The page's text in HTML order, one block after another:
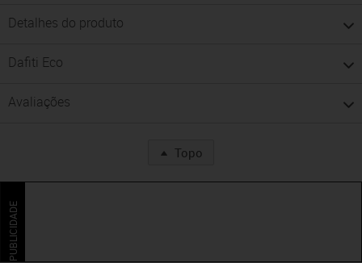
Detalhes do produto
Dafiti Eco
Avaliações
Topo
PUBLICIDADE